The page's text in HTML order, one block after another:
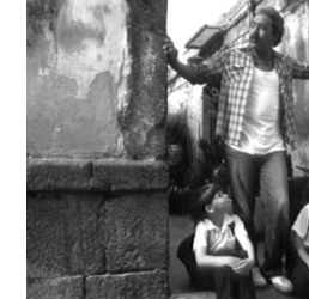
YA LA HICIMOS,